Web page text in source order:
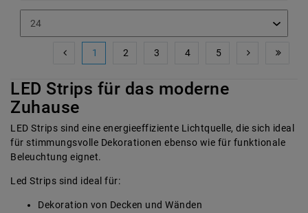
1 2 3 4 5
LED Strips für das moderne
Zuhause
LED Strips sind eine energieeffiziente Lichtquelle, die sich ideal
für stimmungsvolle Dekorationen ebenso wie für funktionale
Beleuchtung eignet.
Led Strips sind ideal für:
Dekoration von Decken und Wänden